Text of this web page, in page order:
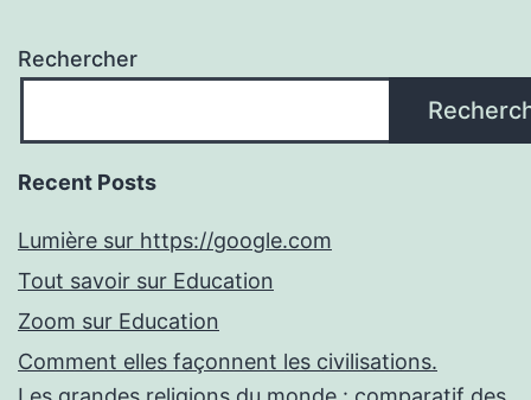
Rechercher
Recent Posts
Lumière sur https://google.com
Tout savoir sur Education
Zoom sur Education
Comment elles façonnent les civilisations.